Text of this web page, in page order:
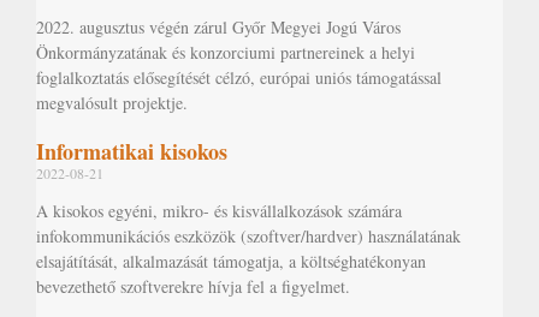
2022. augusztus végén zárul Győr Megyei Jogú Város
Önkormányzatának és konzorciumi partnereinek a helyi
foglalkoztatás elősegítését célzó, európai uniós támogatással
megvalósult projektje.
Informatikai kisokos
2022-08-21
A kisokos egyéni, mikro- és kisvállalkozások számára
infokommunikációs eszközök (szoftver/hardver) használatának
elsajátítását, alkalmazását támogatja, a költséghatékonyan
bevezethető szoftverekre hívja fel a figyelmet.